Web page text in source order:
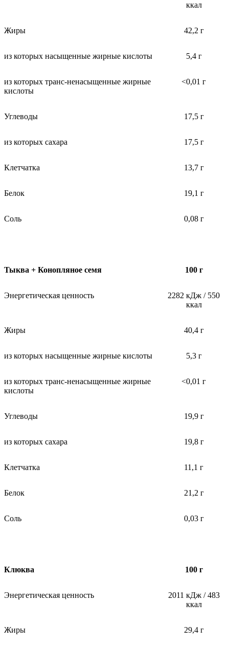
ккал
Жиры 42,2 г
из которых насыщенные жирные кислоты 5,4 г
из которых транс-ненасыщенные жирные
кислоты
<0,01 г
Углеводы 17,5 г
из которых сахара 17,5 г
Клетчатка 13,7 г
Белок 19,1 г
Соль 0,08 г
Тыква + Конопляное семя 100 г
Энергетическая ценность
2282 кДж / 550
ккал
Жиры 40,4 г
из которых насыщенные жирные кислоты 5,3 г
из которых транс-ненасыщенные жирные
кислоты
<0,01 г
Углеводы 19,9 г
из которых сахара 19,8 г
Клетчатка 11,1 г
Белок 21,2 г
Соль 0,03 г
Клюква 100 г
Энергетическая ценность
2011 кДж / 483
ккал
Жиры 29,4 г